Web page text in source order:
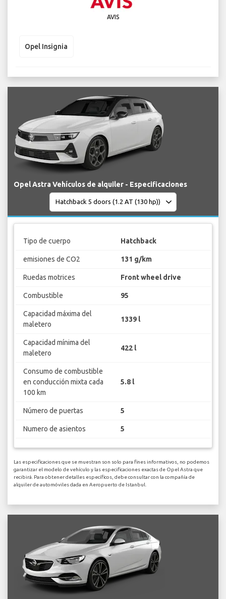
AVIS
Opel Insignia
Opel Astra Vehículos de alquiler - Especificaciones
Tipo de cuerpo Hatchback
emisiones de CO2 131 g/km
Ruedas motrices Front wheel drive
Combustible 95
Capacidad máxima del
maletero
1339 l
Capacidad mínima del
maletero
422 l
Consumo de combustible
en conducción mixta cada
100 km
5.8 l
Número de puertas 5
Numero de asientos 5
Las especificaciones que se muestran son solo para fines informativos, no podemos
garantizar el modelo de vehículo y las especificaciones exactas de Opel Astra que
recibirá. Para obtener detalles específicos, debe consultar con la compañía de
alquiler de automóviles dada en Aeropuerto de Istanbul.